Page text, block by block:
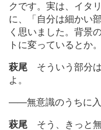
クです。実は、イタ
に、「自分は細かい
く思いました。背景
トに変っているとか。
萩尾 そういう部分
よ。
――無意識のうちに入
萩尾 そう、きっと